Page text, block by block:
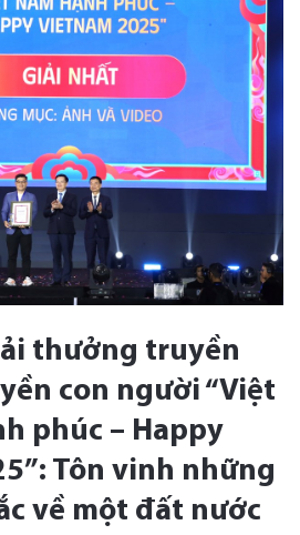
thưởng truyền
con người “Việt
phúc – Happy
Tôn vinh những
về một đất nước